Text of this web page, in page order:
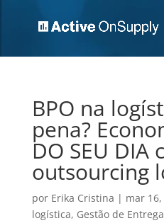
BPO na
pena?
DO SEU DIA
outsourcing
por Erika Cristina | mar
logística, Gestão de